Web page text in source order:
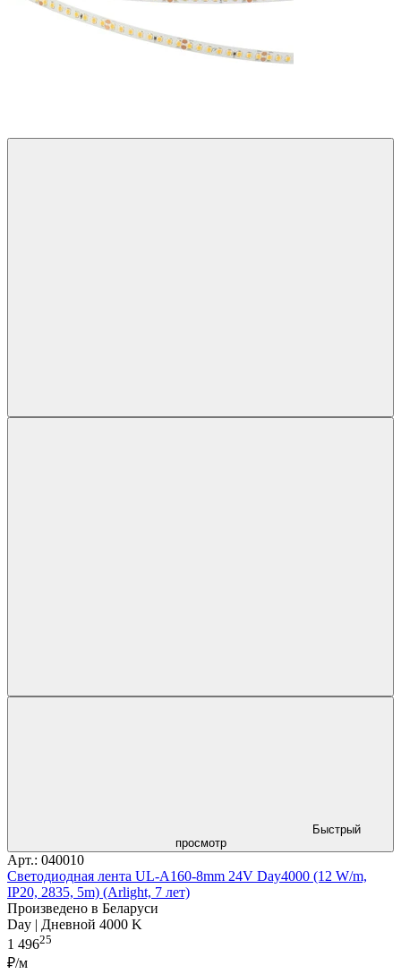
Быстрый
просмотр
Арт.: 040010
Светодиодная лента UL-A160-8mm 24V Day4000 (12 W/m,
IP20, 2835, 5m) (Arlight, 7 лет)
Произведено в Беларуси
Day | Дневной 4000 K
1 49625
₽/м